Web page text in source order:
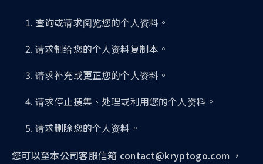
查询或请求阅览您的个人资料。
请求制给您的个人资料复制本。
请求补充或更正您的个人资料。
请求停止搜集、处理或利用您的个人资料。
请求删除您的个人资料。
您可以至本公司客服信箱 contact@kryptogo.com ，